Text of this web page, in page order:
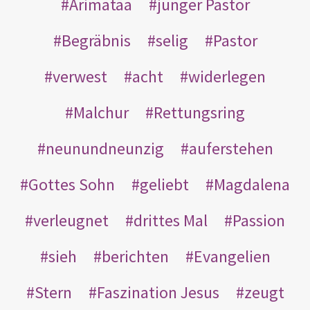
Arimatäa
junger Pastor
Begräbnis
selig
Pastor
verwest
acht
widerlegen
Malchur
Rettungsring
neunundneunzig
auferstehen
Gottes Sohn
geliebt
Magdalena
verleugnet
drittes Mal
Passion
sieh
berichten
Evangelien
Stern
Faszination Jesus zeugt